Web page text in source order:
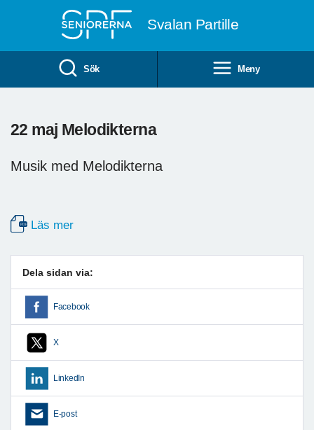
Svalan Partille
Sök Meny
22 maj Melodikterna
Musik med Melodikterna
Läs mer
Dela sidan via:
Facebook
X
LinkedIn
E-post